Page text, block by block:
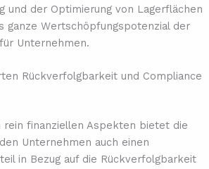
und der Optimierung von Lagerflächen
ganze Wertschöpfungspotenzial der
Unternehmen.
Rückverfolgbarkeit und Compliance
rein finanziellen Aspekten bietet die
Unternehmen auch einen
in Bezug auf die Rückverfolgbarkeit